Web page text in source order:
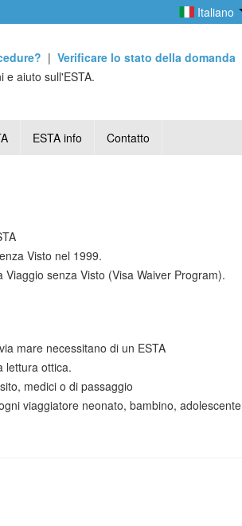
Italiano
| Verificare lo stato della domanda
e aiuto sull'ESTA.
ESTA info Contatto
Visto nel 1999.
senza Visto (Visa Waiver Program).
mare necessitano di un ESTA
lettura ottica.
medici o di passaggio
viaggiatore neonato, bambino, adolescente